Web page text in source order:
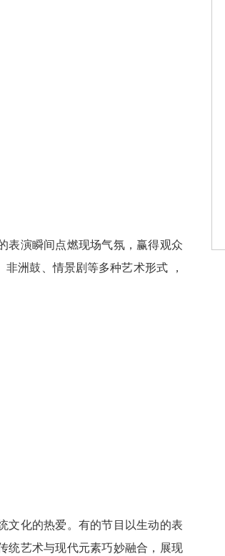
表演瞬间点燃现场气氛，赢得观众
洲鼓、情景剧等多种艺术形式 ，
文化的热爱。有的节目以生动的表
统艺术与现代元素巧妙融合，展现